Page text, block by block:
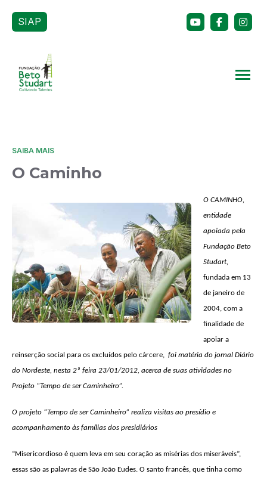
SIAP
SAIBA MAIS
O Caminho
O CAMINHO,
entidade
apoiada pela
Fundação Beto
Studart,
fundada em 13
de janeiro de
2004, com a
finalidade de
apoiar a
reinserção social para os excluídos pelo cárcere, foi matéria do jornal Diário
do Nordeste, nesta 2ª feira 23/01/2012, acerca de suas atividades no
Projeto “Tempo de ser Caminheiro”.
O projeto “Tempo de ser Caminheiro” realiza visitas ao presídio e
acompanhamento às famílias dos presidiários
“Misericordioso é quem leva em seu coração as misérias dos miseráveis”,
essas são as palavras de São João Eudes. O santo francês, que tinha como